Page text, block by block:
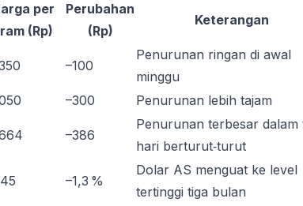
per
(Rp)
Perubahan
(Rp)
Keterangan
–100
Penurunan ringan di awal
minggu
–300 Penurunan lebih tajam
–386
Penurunan terbesar dalam
hari berturut‑turut
–1,3 %
Dolar AS menguat ke level
tertinggi tiga bulan